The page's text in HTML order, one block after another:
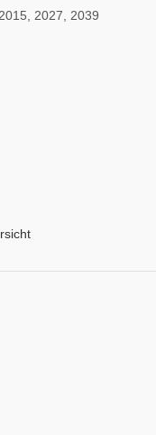
2027, 2039